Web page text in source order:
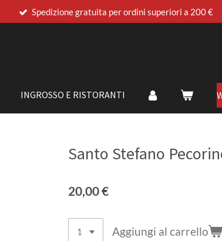
Spedizione gratuita per ordini superiori a 200 €
INGROSSO E RISTORANTI
Santo Stefano
20,00 €
Aggiungi al carrello